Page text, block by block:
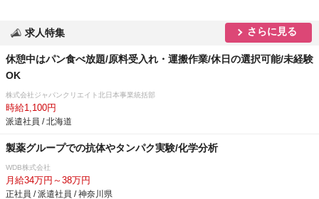
求人特集 さらに見る
休憩中はパン食べ放題/原料受入れ・運搬作業/休日の選択可能/未経験
OK
株式会社ジャパンクリエイト北日本事業統括部
時給1,100円
派遣社員 / 北海道
製薬グループでの抗体やタンパク実験/化学分析
WDB株式会社
月給34万円～38万円
正社員 / 派遣社員 / 神奈川県